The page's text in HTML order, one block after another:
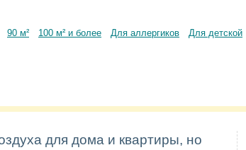
90 м² 100 м² и более Для аллергиков Для детской
для дома и квартиры, но